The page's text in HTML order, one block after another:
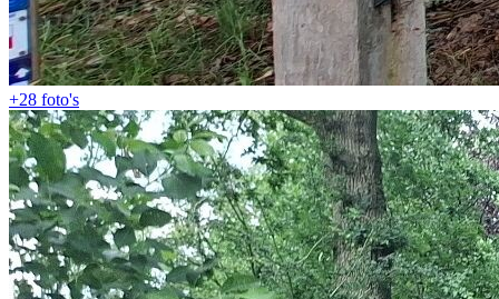
+28 foto's